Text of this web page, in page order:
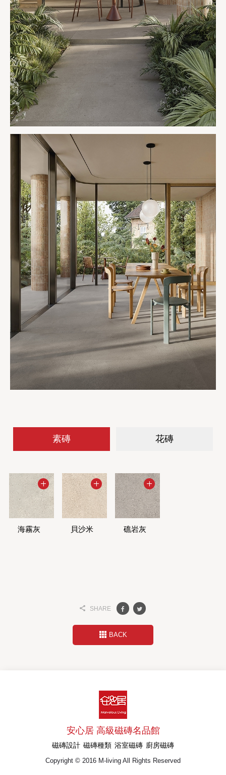
素磚 花磚
海霧灰 貝沙米 礁岩灰
波紋-海
波紋-貝
波紋-礁
SHARE
BACK
安心居 高級磁磚名品館
磁磚設計 磁磚種類 浴室磁磚 廚房磁磚
Copyright © 2016 M-living All Rights Reserved